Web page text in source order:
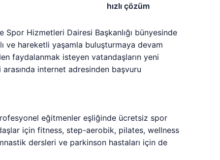
hızlı çözüm
Hizmetleri Dairesi Başkanlığı bünyesinde
ve hareketli yaşamla buluşturmaya devam
faydalanmak isteyen vatandaşların yeni
internet adresinden başvuru
eğitmenler eşliğinde ücretsiz spor
için fitness, step-aerobik, pilates, wellness
dersleri ve parkinson hastaları için de